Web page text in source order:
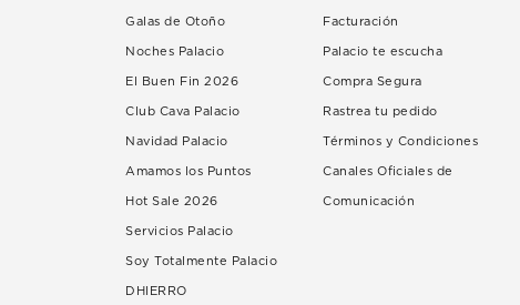
Galas de Otoño
Noches Palacio
El Buen Fin 2026
Club Cava Palacio
Navidad Palacio
Amamos los Puntos
Hot Sale 2026
Servicios Palacio
Soy Totalmente Palacio
DHIERRO
Facturación
Palacio te escucha
Compra Segura
Rastrea tu pedido
Términos y Condiciones
Canales Oficiales de
Comunicación